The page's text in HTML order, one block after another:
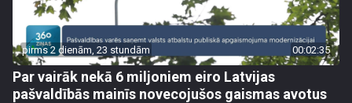
pirms 2 dienām, 23 stundām 00:02:35
Par vairāk nekā 6 miljoniem eiro Latvijas
pašvaldībās mainīs novecojušos gaismas avotus